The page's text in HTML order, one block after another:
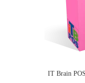
IT Brain